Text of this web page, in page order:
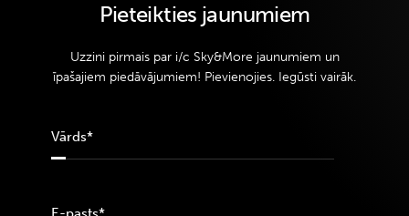
Pieteikties jaunumiem
Uzzini pirmais par i/c Sky&More jaunumiem un
īpašajiem piedāvājumiem! Pievienojies. Iegūsti vairāk.